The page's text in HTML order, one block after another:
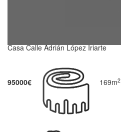
Casa Calle Adrián López Iriarte
95000€ 169m2